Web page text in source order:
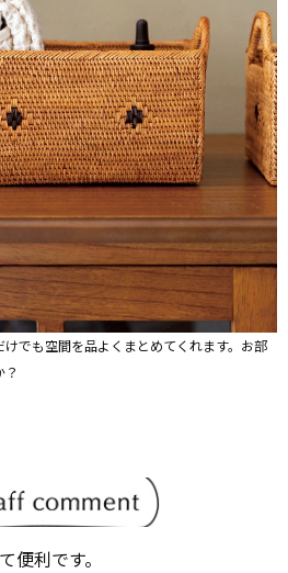
けでも空間を品よくまとめてくれます。お部
便利です。